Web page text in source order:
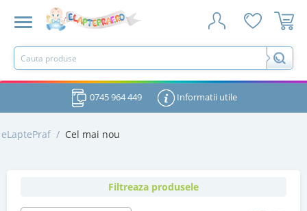
0745 964 449 Informatii utile
eLaptePraf / Cel mai nou
Filtreaza produsele